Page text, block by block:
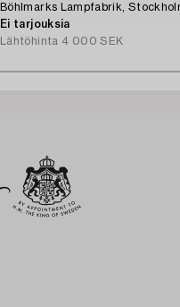
Böhlmarks Lampfabrik,
Ei tarjouksia
Lähtöhinta 4 000 SEK